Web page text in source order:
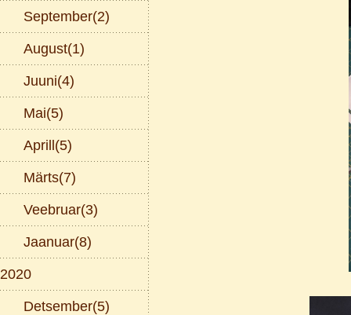
September(2)
August(1)
Juuni(4)
Mai(5)
Aprill(5)
Märts(7)
Veebruar(3)
Jaanuar(8)
2020
Detsember(5)